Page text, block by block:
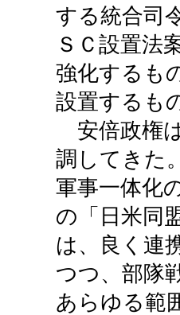
する統合司
ＳＣ設置法
強化するも
設置するも
安倍政権
調してきた
軍事一体化
の「日米同
は、良く連
つつ、部隊
あらゆる範